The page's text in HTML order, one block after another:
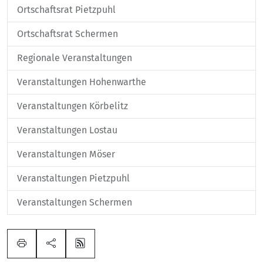
Ortschaftsrat Pietzpuhl
Ortschaftsrat Schermen
Regionale Veranstaltungen
Veranstaltungen Hohenwarthe
Veranstaltungen Körbelitz
Veranstaltungen Lostau
Veranstaltungen Möser
Veranstaltungen Pietzpuhl
Veranstaltungen Schermen